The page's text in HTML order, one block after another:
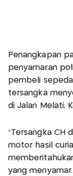
Penangkapan
penyamaran
pembeli
tersangka
di Jalan Melati,
"Tersangka CH
motor hasil
yang